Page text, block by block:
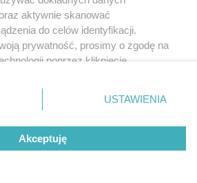
komórki gospodarza -
ludzkich, komórki
w tym celu swój
ludzkie komórki produkują
onkogennych zdarza się, że
aktywnie skanować
do celów identyfikacji.
prywatność, prosimy o zgodę na
poprzez kliknięcie
przycisk ustawień prywatności
dolnym rogu strony
danych nie wymagają zgody
prawo sprzeciwić się takiemu
będą miały zastosowanie tylko
USTAWIENIA
Akceptuję